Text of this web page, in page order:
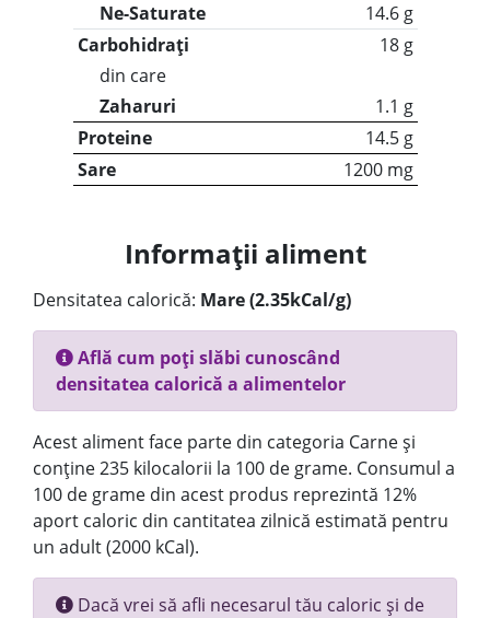
Ne-Saturate
14.6 g
Carbohidrați
18 g
din care
Zaharuri
1.1 g
Proteine
14.5 g
Sare
1200 mg
Informații aliment
Densitatea calorică: Mare (2.35kCal/g)
Află cum poți slăbi cunoscând
densitatea calorică a alimentelor
Acest aliment face parte din categoria Carne și
conține 235 kilocalorii la 100 de grame. Consumul a
100 de grame din acest produs reprezintă 12%
aport caloric din cantitatea zilnică estimată pentru
un adult (2000 kCal).
Dacă vrei să afli necesarul tău caloric și de